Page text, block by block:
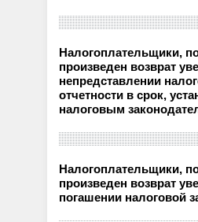
Налогоплательщики,
произведен возврат
непредставлении
отчетности в срок,
налоговым
Налогоплательщики,
произведен возврат
погашении налоговой